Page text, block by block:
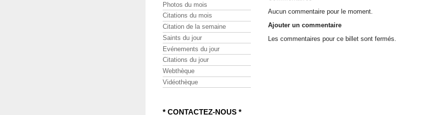
Aucun commentaire pour le moment.
Ajouter un commentaire
Les commentaires pour ce billet sont fermés.
Photos du mois
Citations du mois
Citation de la semaine
Saints du jour
Evénements du jour
Citations du jour
Webthèque
Vidéothèque
* CONTACTEZ-NOUS *